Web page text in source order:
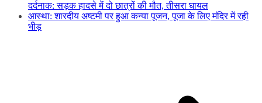
दर्दनाक: सड़क हादसे में दो छात्रों की मौत, तीसरा घायल
आस्था: शारदीय अष्टमी पर हुआ कन्या पूजन, पूजा के लिए मंदिर में रही
भीड़